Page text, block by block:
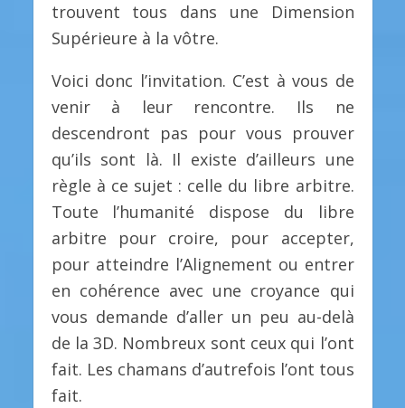
trouvent tous dans une Dimension
Supérieure à la vôtre.
Voici donc l’invitation. C’est à vous de
venir à leur rencontre. Ils ne
descendront pas pour vous prouver
qu’ils sont là. Il existe d’ailleurs une
règle à ce sujet : celle du libre arbitre.
Toute l’humanité dispose du libre
arbitre pour croire, pour accepter,
pour atteindre l’Alignement ou entrer
en cohérence avec une croyance qui
vous demande d’aller un peu au-delà
de la 3D. Nombreux sont ceux qui l’ont
fait. Les chamans d’autrefois l’ont tous
fait.